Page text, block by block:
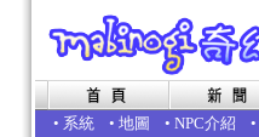
• 系統 • 地圖 • NPC介紹 •